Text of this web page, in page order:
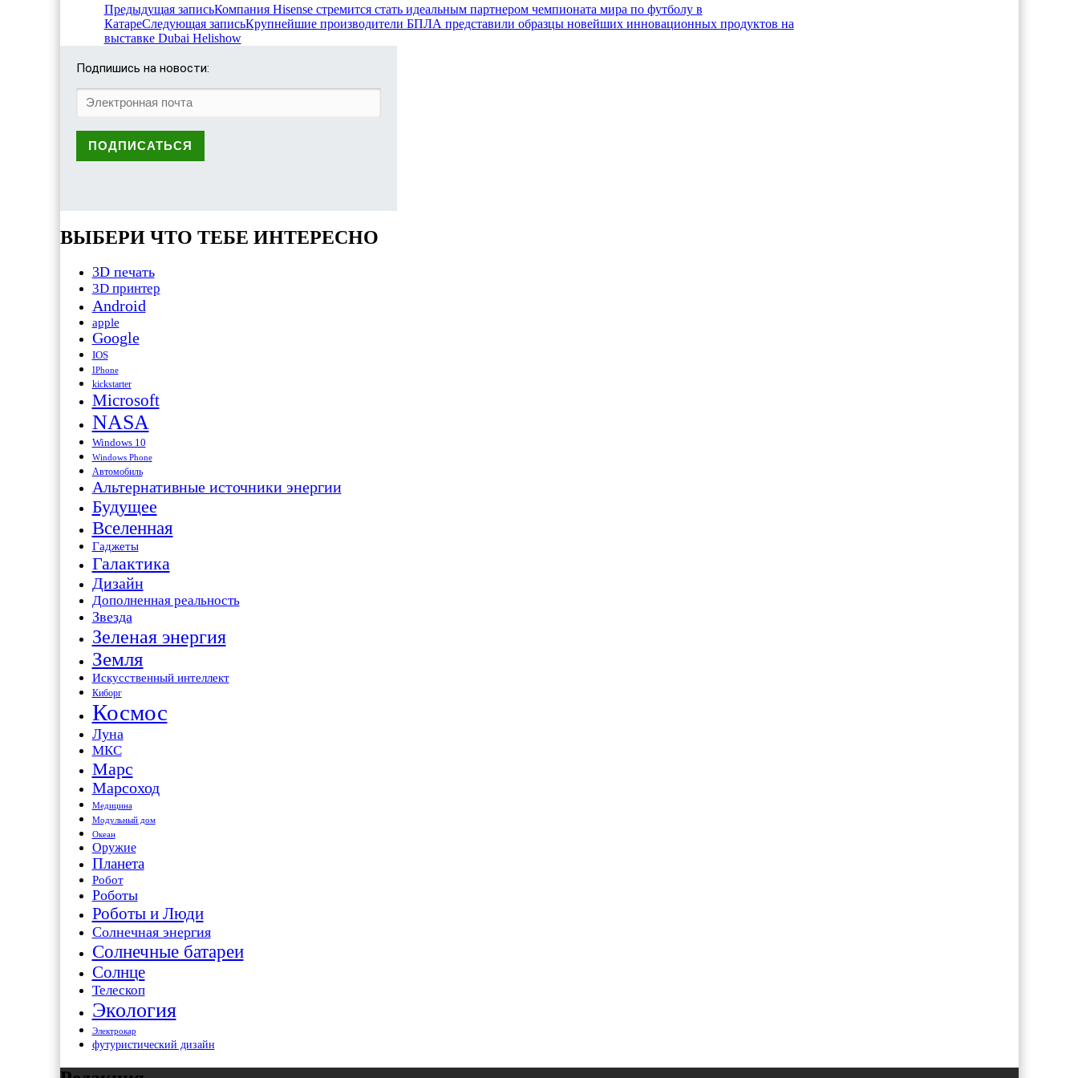
Предыдущая записьКомпания Hisense стремится стать идеальным партнером чемпионата мира по футболу в
КатареСледующая записьКрупнейшие производители БПЛА представили образцы новейших инновационных продуктов на
выставке Dubai Helishow
Подпишись на новости:
ВЫБЕРИ ЧТО ТЕБЕ ИНТЕРЕСНО
3D печать
3D принтер
Android
apple
Google
IOS
IPhone
kickstarter
Microsoft
NASA
Windows 10
Windows Phone
Автомобиль
Альтернативные источники энергии
Будущее
Вселенная
Гаджеты
Галактика
Дизайн
Дополненная реальность
Звезда
Зеленая энергия
Земля
Искусственный интеллект
Киборг
Космос
Луна
МКС
Марс
Марсоход
Медицина
Модульный дом
Океан
Оружие
Планета
Робот
Роботы
Роботы и Люди
Солнечная энергия
Солнечные батареи
Солнце
Телескоп
Экология
Электрокар
футуристический дизайн